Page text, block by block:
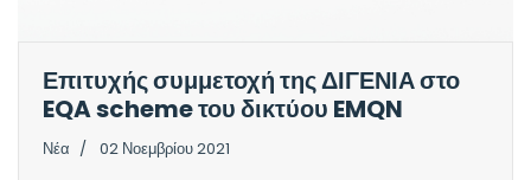
Επιτυχής συμμετοχή της ΔΙΓΕΝΙΑ στο
EQA scheme του δικτύου EMQN
Νέα 02 Νοεμβρίου 2021